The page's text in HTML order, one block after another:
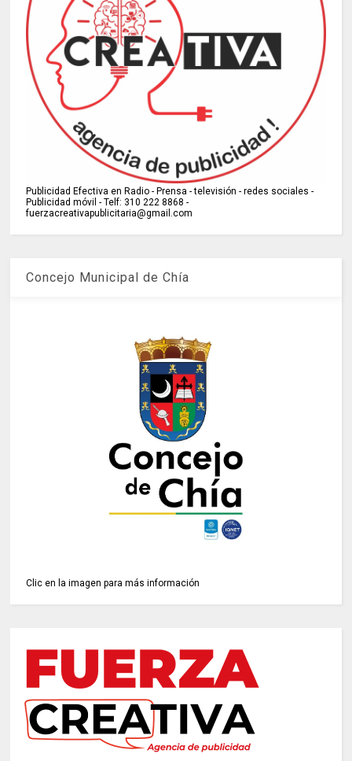
Publicidad Efectiva en Radio - Prensa - televisión - redes sociales -
Publicidad móvil - Telf: 310 222 8868 -
fuerzacreativapublicitaria@gmail.com
Concejo Municipal de Chía
Clic en la imagen para más información